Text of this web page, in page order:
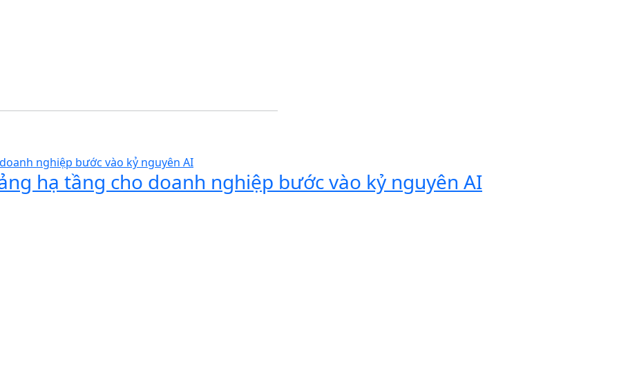
hạ tầng cho doanh nghiệp bước vào kỷ nguyên AI